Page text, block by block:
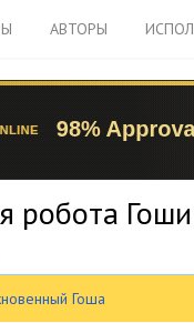
АВТОРЫ
робота
Гоша